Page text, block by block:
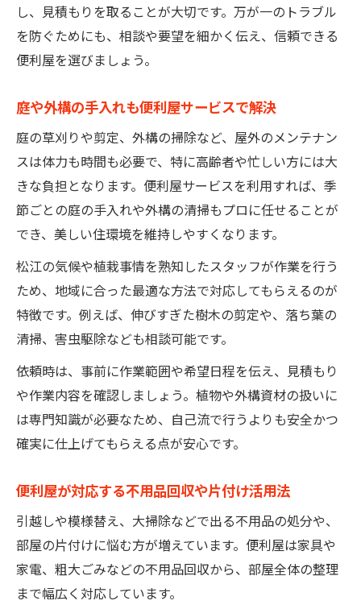
し、見積もりを取ることが大切です。万が一のトラブル
を防ぐためにも、相談や要望を細かく伝え、信頼できる
便利屋を選びましょう。
庭や外構の手入れも便利屋サービスで解決
庭の草刈りや剪定、外構の掃除など、屋外のメンテナン
スは体力も時間も必要で、特に高齢者や忙しい方には大
きな負担となります。便利屋サービスを利用すれば、季
節ごとの庭の手入れや外構の清掃もプロに任せることが
でき、美しい住環境を維持しやすくなります。
松江の気候や植栽事情を熟知したスタッフが作業を行う
ため、地域に合った最適な方法で対応してもらえるのが
特徴です。例えば、伸びすぎた樹木の剪定や、落ち葉の
清掃、害虫駆除なども相談可能です。
依頼時は、事前に作業範囲や希望日程を伝え、見積もり
や作業内容を確認しましょう。植物や外構資材の扱いに
は専門知識が必要なため、自己流で行うよりも安全かつ
確実に仕上げてもらえる点が安心です。
便利屋が対応する不用品回収や片付け活用法
引越しや模様替え、大掃除などで出る不用品の処分や、
部屋の片付けに悩む方が増えています。便利屋は家具や
家電、粗大ごみなどの不用品回収から、部屋全体の整理
まで幅広く対応しています。